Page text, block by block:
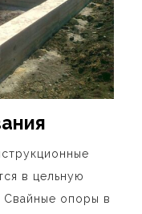
в цельную
опоры в